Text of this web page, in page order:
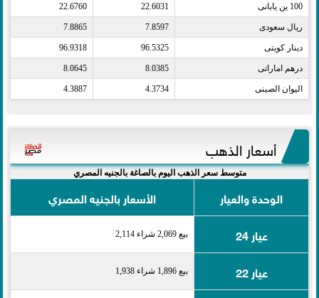
100 ين يابانى​ 22.6031
22.6760
ريال سعودى​ 7.8597
7.8865
دينار كويتى​ 96.5325
96.9318
درهم اماراتى​ 8.0385
8.0645
اليوان الصينى​ 4.3734
4.3887
أسعار الذهب
متوسط سعر الذهب اليوم بالصاغة بالجنيه المصري
الوحدة والعيار
الأسعار بالجنيه المصري
عيار 24
بيع 2,069 شراء 2,114
عيار 22 بيع 1,896 شراء 1,938